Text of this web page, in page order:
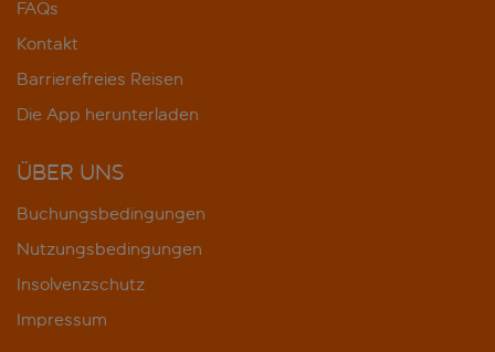
FAQs
Kontakt
Barrierefreies Reisen
Die App herunterladen
ÜBER UNS
Buchungsbedingungen
Nutzungsbedingungen
Insolvenzschutz
Impressum